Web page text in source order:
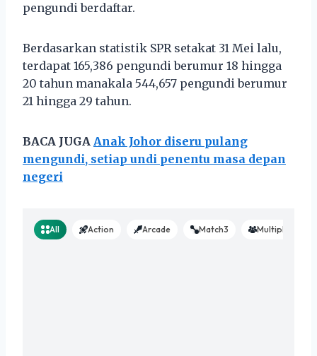
pengundi berdaftar.
Berdasarkan statistik SPR setakat 31 Mei lalu,
terdapat 165,386 pengundi berumur 18 hingga
20 tahun manakala 544,657 pengundi berumur
21 hingga 29 tahun.
BACA JUGA Anak Johor diseru pulang
mengundi, setiap undi penentu masa depan
negeri